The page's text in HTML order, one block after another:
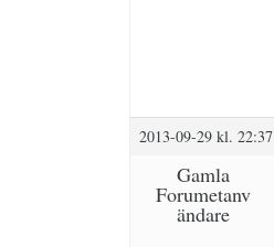
2013-09-29 kl. 22:37
Gamla
Forumetanv
ändare